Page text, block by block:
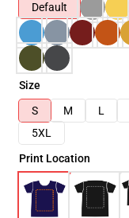
Default
Size
S
M L
5XL
Print Location